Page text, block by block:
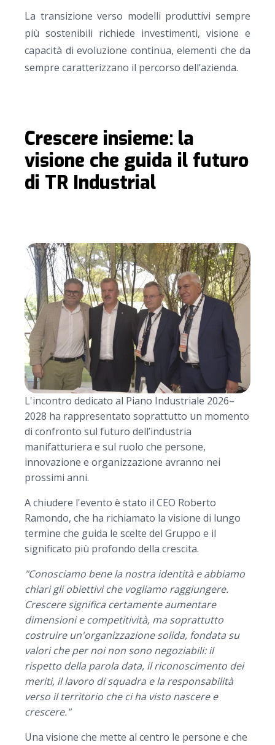
La transizione verso modelli produttivi sempre
più sostenibili richiede investimenti, visione e
capacità di evoluzione continua, elementi che da
sempre caratterizzano il percorso dell’azienda.
Crescere insieme: la
visione che guida il futuro
di TR Industrial
L'incontro dedicato al Piano Industriale 2026–
2028 ha rappresentato soprattutto un momento
di confronto sul futuro dell’industria
manifatturiera e sul ruolo che persone,
innovazione e organizzazione avranno nei
prossimi anni.
A chiudere l'evento è stato il CEO Roberto
Ramondo, che ha richiamato la visione di lungo
termine che guida le scelte del Gruppo e il
significato più profondo della crescita.
"Conosciamo bene la nostra identità e abbiamo
chiari gli obiettivi che vogliamo raggiungere.
Crescere significa certamente aumentare
dimensioni e competitività, ma soprattutto
costruire un'organizzazione solida, fondata su
valori che per noi non sono negoziabili: il
rispetto della parola data, il riconoscimento dei
meriti, il lavoro di squadra e la responsabilità
verso il territorio che ci ha visto nascere e
crescere."
Una visione che mette al centro le persone e che